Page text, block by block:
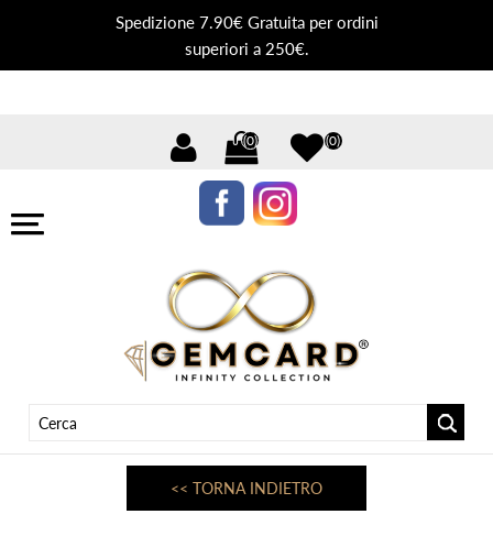
Spedizione 7.90€ Gratuita per ordini
superiori a 250€.
(0) (0)
<< TORNA INDIETRO